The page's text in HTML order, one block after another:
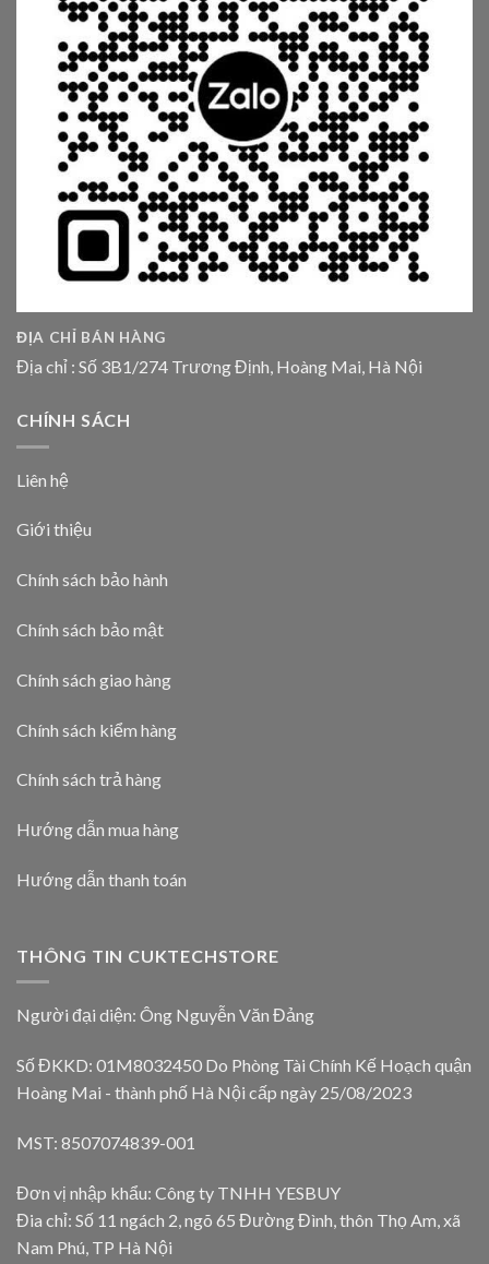
ĐỊA CHỈ BÁN HÀNG
Địa chỉ : Số 3B1/274 Trương Định, Hoàng Mai, Hà Nội
CHÍNH SÁCH
Liên hệ
Giới thiệu
Chính sách bảo hành
Chính sách bảo mật
Chính sách giao hàng
Chính sách kiểm hàng
Chính sách trả hàng
Hướng dẫn mua hàng
Hướng dẫn thanh toán
THÔNG TIN CUKTECHSTORE
Người đại diện: Ông Nguyễn Văn Đảng
Số ĐKKD: 01M8032450 Do Phòng Tài Chính Kế Hoạch quận
Hoàng Mai - thành phố Hà Nội cấp ngày 25/08/2023
MST: 8507074839-001
Đơn vị nhập khẩu: Công ty TNHH YESBUY
Đia chỉ: Số 11 ngách 2, ngõ 65 Đường Đình, thôn Thọ Am, xã
Nam Phú, TP Hà Nội